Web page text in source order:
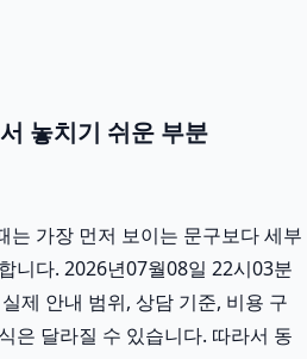
놓치기 쉬운 부분
는 가장 먼저 보이는 문구보다 세부
니다. 2026년07월08일 22시03분
제 안내 범위, 상담 기준, 비용 구
은 달라질 수 있습니다. 따라서 동